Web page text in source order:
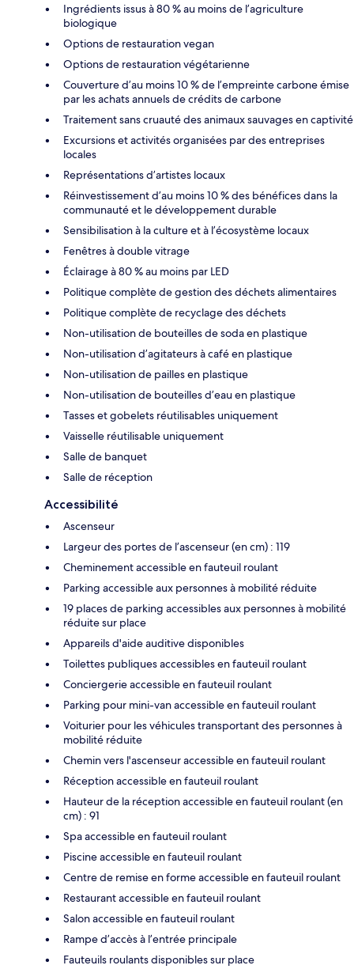
Ingrédients issus à 80 % au moins de l’agriculture
biologique
Options de restauration vegan
Options de restauration végétarienne
Couverture d’au moins 10 % de l’empreinte carbone émise
par les achats annuels de crédits de carbone
Traitement sans cruauté des animaux sauvages en captivité
Excursions et activités organisées par des entreprises
locales
Représentations d’artistes locaux
Réinvestissement d’au moins 10 % des bénéfices dans la
communauté et le développement durable
Sensibilisation à la culture et à l’écosystème locaux
Fenêtres à double vitrage
Éclairage à 80 % au moins par LED
Politique complète de gestion des déchets alimentaires
Politique complète de recyclage des déchets
Non-utilisation de bouteilles de soda en plastique
Non-utilisation d’agitateurs à café en plastique
Non-utilisation de pailles en plastique
Non-utilisation de bouteilles d’eau en plastique
Tasses et gobelets réutilisables uniquement
Vaisselle réutilisable uniquement
Salle de banquet
Salle de réception
Accessibilité
Ascenseur
Largeur des portes de l’ascenseur (en cm) : 119
Cheminement accessible en fauteuil roulant
Parking accessible aux personnes à mobilité réduite
19 places de parking accessibles aux personnes à mobilité
réduite sur place
Appareils d'aide auditive disponibles
Toilettes publiques accessibles en fauteuil roulant
Conciergerie accessible en fauteuil roulant
Parking pour mini-van accessible en fauteuil roulant
Voiturier pour les véhicules transportant des personnes à
mobilité réduite
Chemin vers l'ascenseur accessible en fauteuil roulant
Réception accessible en fauteuil roulant
Hauteur de la réception accessible en fauteuil roulant (en
cm) : 91
Spa accessible en fauteuil roulant
Piscine accessible en fauteuil roulant
Centre de remise en forme accessible en fauteuil roulant
Restaurant accessible en fauteuil roulant
Salon accessible en fauteuil roulant
Rampe d’accès à l’entrée principale
Fauteuils roulants disponibles sur place